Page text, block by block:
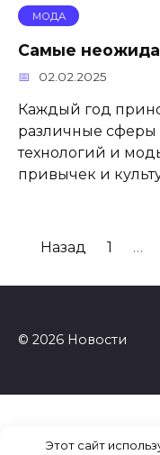
МОДА
Самые
02.02.2025
Каждый год
различные
технологий и
привычек и
Пагинация
Назад 1 …
© 2026 Новости
Этот сайт